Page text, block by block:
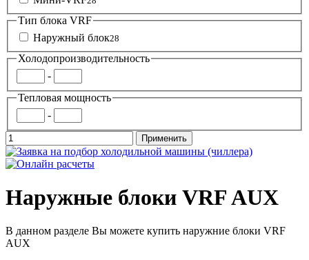
Тип блока VRF
Наружный блок28
Холодопроизводительность
-
Тепловая мощность
-
Наружные блоки VRF AUX
В данном разделе Вы можете купить наружние блоки VRF
AUX